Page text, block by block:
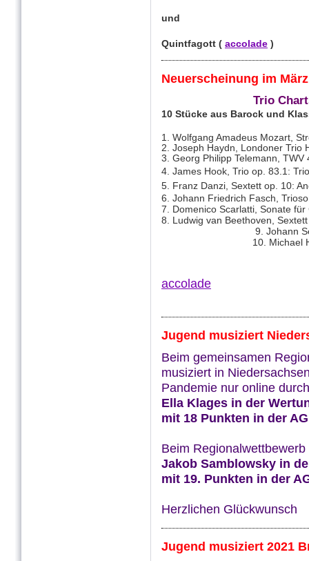
und
Quintfagott ( accolade )
Neuerscheinung im
Trio
10 Stücke aus Barock und
1. Wolfgang Amadeus Mozart,
2. Joseph Haydn, Londoner Trio
3. Georg Philipp Telemann, TWV
4. James Hook, Trio op. 83.1: Trio
5. Franz Danzi, Sextett op. 10:
6. Johann Friedrich Fasch,
7. Domenico Scarlatti, Sonate
8. Ludwig van Beethoven,
9. Johann Sebastian
10. Michael Haydn,
accolade
Jugend musiziert
Beim gemeinsamen
musiziert in
Pandemie nur online
Ella Klages in der
mit 18 Punkten in der
Beim
Jakob Samblowsky in
mit 19. Punkten in der
Herzlichen Glückwunsch
Jugend musiziert 2021